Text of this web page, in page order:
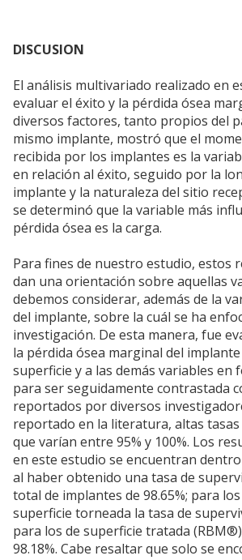
DISCUSION
El análisis multivariado realizado en
evaluar el éxito y la pérdida ósea
diversos factores, tanto propios del
mismo implante, mostró que el
recibida por los implantes es la
en relación al éxito, seguido por la
implante y la naturaleza del sitio
se determinó que la variable más
pérdida ósea es la carga.
Para fines de nuestro estudio, estos
dan una orientación sobre aquellas
debemos considerar, además de la
del implante, sobre la cuál se ha
investigación. De esta manera, fue
la pérdida ósea marginal del
superficie y a las demás variables en
para ser seguidamente contrastada
reportados por diversos
reportado en la literatura, altas tasas
que varían entre 95% y 100%. Los
en este estudio se encuentran
al haber obtenido una tasa de
total de implantes de 98.65%; para
superficie torneada la tasa de
para los de superficie tratada
98.18%. Cabe resaltar que solo se